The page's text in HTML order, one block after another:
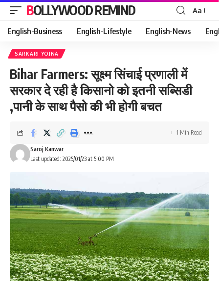
BOLLYWOOD REMIND
Font
Resizer
Aa
English-Business English-Lifestyle English-News
SARKARI YOJNA
Bihar Farmers: सूक्ष्म सिंचाई प्रणाली में
सरकार दे रही है किसानो को इतनी सब्सिडी
,पानी के साथ पैसो की भी होगी बचत
Last updated: 2025/01/23 at 5:00 PM
Saroj Kanwar
1 Min Read